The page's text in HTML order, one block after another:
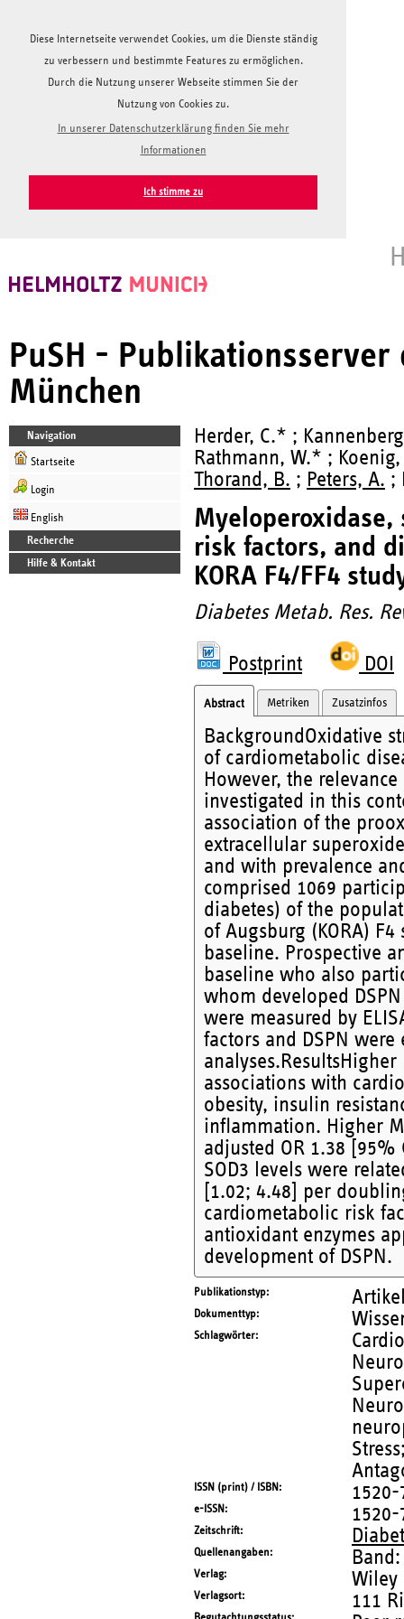
Diese Internetseite verwendet Cookies, um die Dienste ständig
zu verbessern und bestimmte Features zu ermöglichen.
Durch die Nutzung unserer Webseite stimmen Sie der
Nutzung von Cookies zu.
In unserer Datenschutzerklärung finden Sie mehr
Informationen
Ich stimme zu
PuSH -
München
Navigation
Startseite
Login
English
Recherche
Hilfe & Kontakt
Herder, C.* ;
Rathmann, W.* ;
Thorand, B. ; Peters, A. ;
risk factors, and
KORA F4/FF4
Diabetes Metab. Res.
Postprint DOI
Abstract Metriken Zusatzinfos
BackgroundOxidative
of cardiometabolic
However, the
investigated in this
association of the
extracellular
and with prevalence
comprised 1069
diabetes) of the
of Augsburg (KORA)
baseline. Prospective
baseline who also
whom developed
were measured by
factors and DSPN
associations with
obesity, insulin
inflammation. Higher
adjusted OR 1.38
SOD3 levels were
[1.02; 4.48] per
cardiometabolic risk
antioxidant enzymes
development of DSPN.
Publikationstyp
Dokumenttyp
Schlagwörter
ISSN (print) / ISBN 1520-
e-ISSN 1520-
Zeitschrift
Quellenangaben
Verlag Wiley
Verlagsort 111